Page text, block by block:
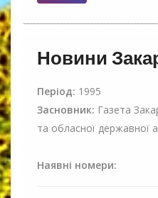
Новини
Період: 1995
Засновник: Газета
та обласної державної
Наявні номери: